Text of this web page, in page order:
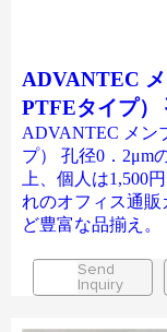
ADVANTEC
PTFEタイプ）
ADVANTEC メン
プ） 孔径0．2μm
上、個人は1,500
れのオフィス通
ど豊富な品揃え。
Send
Inquiry